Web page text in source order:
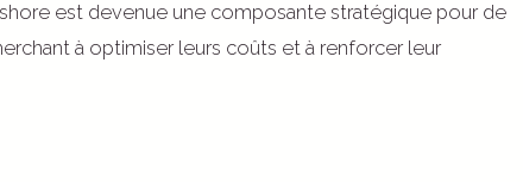
est devenue une composante stratégique pour de
à optimiser leurs coûts et à renforcer leur